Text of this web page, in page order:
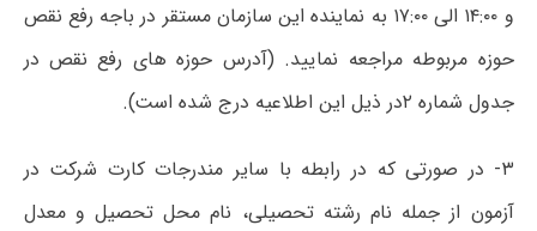
و ۱۴:۰۰ الی ۱۷:۰۰ به نماینده این سازمان مستقر در باجه رفع نقص
حوزه مربوطه مراجعه نمایید. (آدرس حوزه های رفع نقص در
جدول شماره ۲در ذیل این اطلاعیه درج شده است).
۳- در صورتی که در رابطه با سایر مندرجات کارت شرکت در
آزمون از جمله نام رشته تحصیلی، نام محل تحصیل و معدل